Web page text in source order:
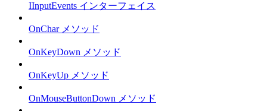
IInputEvents インターフェイス
OnChar メソッド
OnKeyDown メソッド
OnKeyUp メソッド
OnMouseButtonDown メソッド